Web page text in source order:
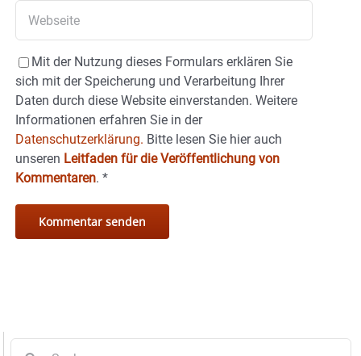
Mit der Nutzung dieses Formulars erklären Sie
sich mit der Speicherung und Verarbeitung Ihrer
Daten durch diese Website einverstanden. Weitere
Informationen erfahren Sie in der
Datenschutzerklärung. Bitte lesen Sie hier auch
unseren Leitfaden für die Veröffentlichung von
Kommentaren. *